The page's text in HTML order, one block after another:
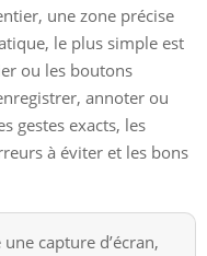
une zone précise
le plus simple est
ou les boutons
annoter ou
gestes exacts, les
à éviter et les bons
capture d’écran,